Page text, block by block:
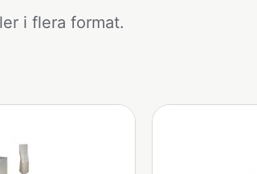
i flera format.